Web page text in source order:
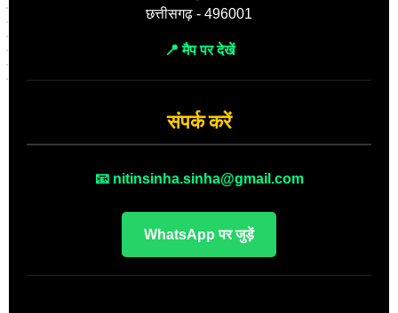
छत्तीसगढ़ - 496001
📍 मैप पर देखें
संपर्क करें
📧 nitinsinha.sinha@gmail.com
WhatsApp पर जुड़ें